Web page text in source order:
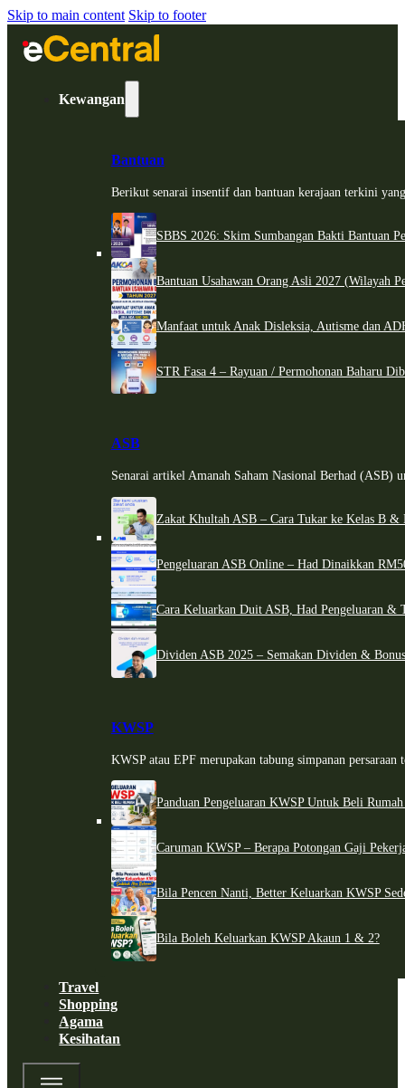
Skip to main content Skip to footer
Kewangan
Bantuan
Berikut senarai insentif dan bantuan kerajaan terkini
SBBS 2026: Skim Sumbangan Bakti Bantuan
Bantuan Usahawan Orang Asli 2027 (Wilayah
Manfaat untuk Anak Disleksia, Autisme dan
STR Fasa 4 – Rayuan / Permohonan Baharu
ASB
Senarai artikel Amanah Saham Nasional Berhad (ASB)
Zakat Khultah ASB – Cara Tukar ke Kelas B &
Pengeluaran ASB Online – Had Dinaikkan
Cara Keluarkan Duit ASB, Had Pengeluaran &
Dividen ASB 2025 – Semakan Dividen &
KWSP
KWSP atau EPF merupakan tabung simpanan persaraan
Panduan Pengeluaran KWSP Untuk Beli
Caruman KWSP – Berapa Potongan Gaji
Bila Pencen Nanti, Better Keluarkan KWSP
Bila Boleh Keluarkan KWSP Akaun 1 & 2?
Travel
Shopping
Agama
Kesihatan